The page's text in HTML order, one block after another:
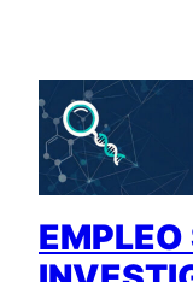
contenido